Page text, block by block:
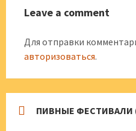
Leave a comment
Для отправки
авторизоваться.
ПИВНЫЕ ФЕСТИВАЛИ